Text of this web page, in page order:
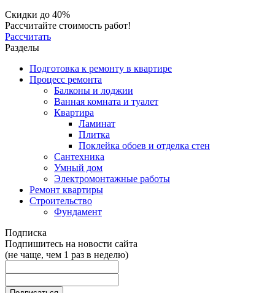
Скидки до 40%
Рассчитайте стоимость работ!
Рассчитать
Разделы
Подготовка к ремонту в квартире
Процесс ремонта
Балконы и лоджии
Ванная комната и туалет
Квартира
Ламинат
Плитка
Поклейка обоев и отделка стен
Сантехника
Умный дом
Электромонтажные работы
Ремонт квартиры
Строительство
Фундамент
Подписка
Подпишитесь на новости сайта
(не чаще, чем 1 раз в неделю)